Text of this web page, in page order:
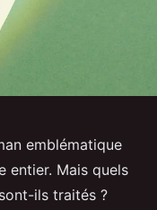
emblématique
entier. Mais quels
ils traités ?